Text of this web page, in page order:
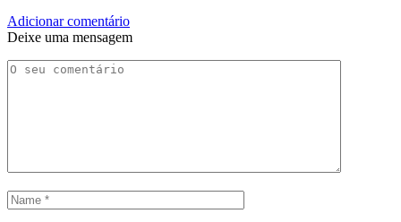
Adicionar comentário
Deixe uma mensagem